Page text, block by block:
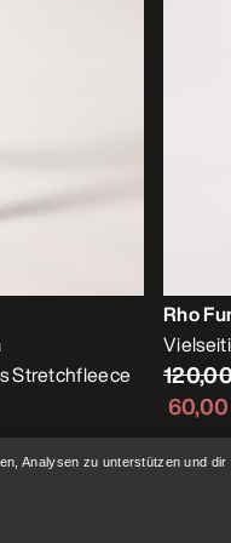
Stretchfleece
Rho
Analysen zu unterstützen und